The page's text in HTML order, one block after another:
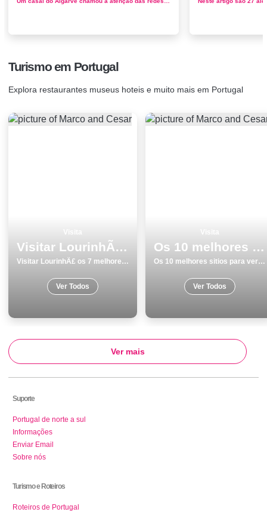
Turismo em Portugal
Explora restaurantes museus hoteis e muito mais em Portugal
Visitar LourinhÃ£ os 7 melhores locais
Visitar LourinhÃ£ os 7 melhores locais
Ver Todos
Os 10 melhores sitios para ver e visitar em Braga
Os 10 melhores sitios para ver e visitar em Braga
Ver Todos
Ver mais
Suporte
Portugal de norte a sul
Informações
Enviar Email
Sobre nós
Turismo e Roteiros
Roteiros de Portugal